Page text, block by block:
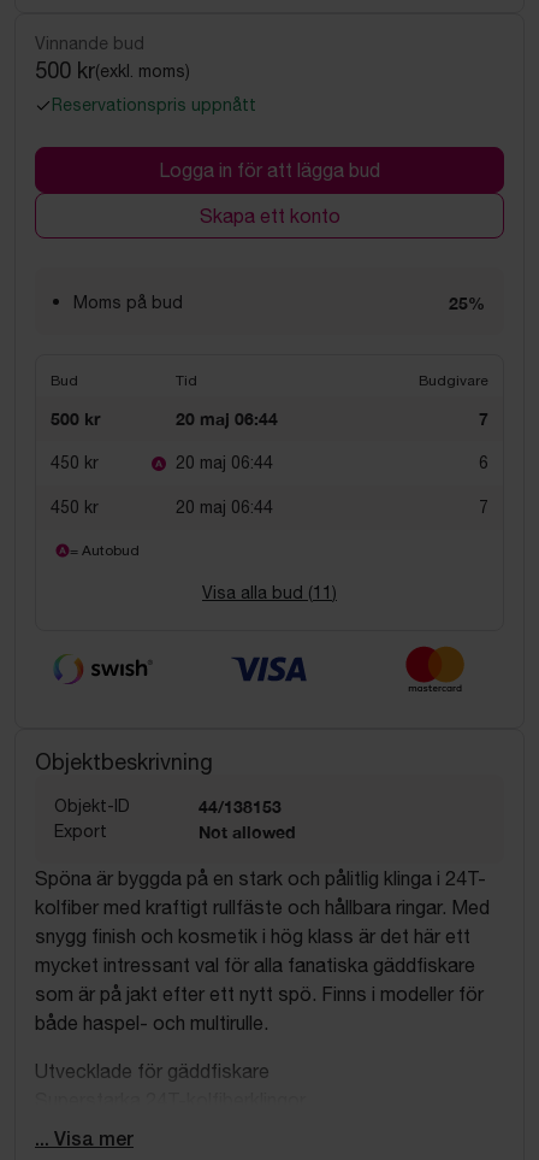
Vinnande bud
500 kr(exkl. moms)
Reservationspris uppnått
Logga in för att lägga bud
Skapa ett konto
Moms på bud 25%
Bud Tid Budgivare
500 kr 20 maj 06:44 7
450 kr 20 maj 06:44 6
450 kr 20 maj 06:44 7
= Autobud
Visa alla bud (11 )
Objektbeskrivning
Objekt-ID 44/138153
Export Not allowed
Spöna är byggda på en stark och pålitlig klinga i 24T-
kolfiber med kraftigt rullfäste och hållbara ringar. Med
snygg finish och kosmetik i hög klass är det här ett
mycket intressant val för alla fanatiska gäddfiskare
som är på jakt efter ett nytt spö. Finns i modeller för
både haspel- och multirulle.
Utvecklade för gäddfiskare
Tåliga tvåbenta spöringar
... Visa mer